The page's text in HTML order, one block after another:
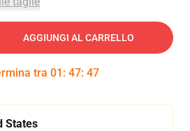
AGGIUNGI AL CARRELLO
tra 01 : 47: 46
States